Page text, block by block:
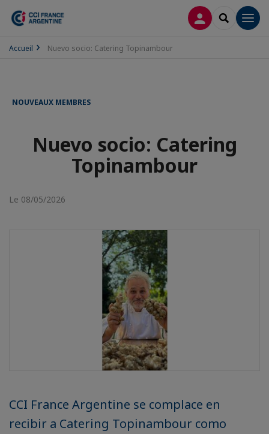
CONNEXION
Accueil Nuevo socio: Catering Topinambour
NOUVEAUX MEMBRES
Nuevo socio: Catering
Topinambour
Le 08/05/2026
CCI France Argentine se complace en
recibir a Catering Topinambour como